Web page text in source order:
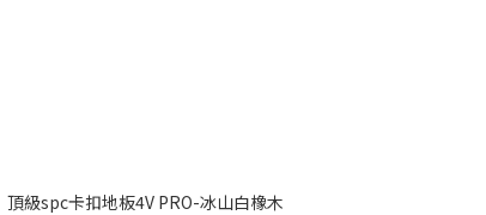
頂級spc卡扣地板4V PRO-冰山白橡木